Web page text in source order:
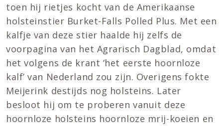
toen hij rietjes kocht van de Amerikaanse
holsteinstier Burket-Falls Polled Plus. Met een
kalfje van deze stier haalde hij zelfs de
voorpagina van het Agrarisch Dagblad, omdat
het volgens de krant ‘het eerste hoornloze
kalf’ van Nederland zou zijn. Overigens fokte
Meijerink destijds nog holsteins. Later
besloot hij om te proberen vanuit deze
hoornloze holsteins hoornloze mrij-koeien en